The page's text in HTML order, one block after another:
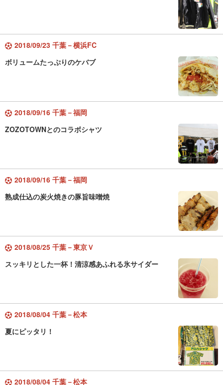
2018/09/23 千葉－横浜FC
ボリュームたっぷりのケバブ
2018/09/16 千葉－福岡
ZOZOTOWNとのコラボシャツ
2018/09/16 千葉－福岡
熟成仕込の炭火焼きの豚旨味噌焼
2018/08/25 千葉－東京Ｖ
スッキリとした一杯！清涼感あふれる氷サイダー
2018/08/04 千葉－松本
夏にピッタリ！
2018/08/04 千葉－松本